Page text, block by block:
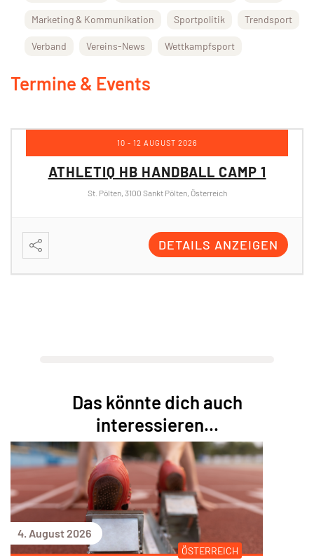
Marketing & Kommunikation Sportpolitik Trendsport
Verband Vereins-News Wettkampfsport
Termine & Events
17 - 19 AUGUST 2026
ATHLETIQ HB HANDBALL CAMP 2
St. Pölten, 3100 Sankt Pölten, Österreich
DETAILS ANZEIGEN
Das könnte dich auch
interessieren...
4. August 2026
ÖSTERREICH